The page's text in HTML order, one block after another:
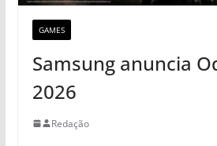
GAMES
Samsung anuncia
2026
Redação